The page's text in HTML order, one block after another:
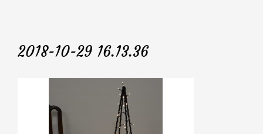
2018-10-29 16.13.36